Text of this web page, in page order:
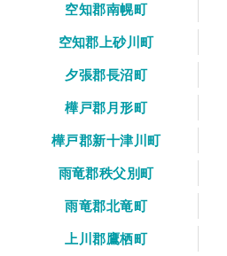
空知郡南幌町
空知郡上砂川町
夕張郡長沼町
樺戸郡月形町
樺戸郡新十津川町
雨竜郡秩父別町
雨竜郡北竜町
上川郡鷹栖町